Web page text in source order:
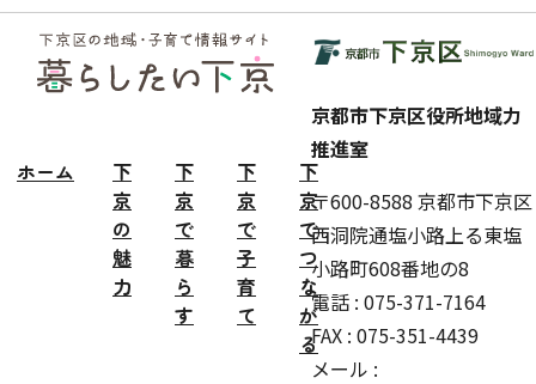
フッ
ター
ホーム
下
京
の
魅
力
下
京
で
暮
ら
す
下
京
で
子
育
て
下
京
で
つ
な
が
る
京都市下京区役所地域力
推進室
〒600-8588 京都市下京区
西洞院通塩小路上る東塩
小路町608番地の8
電話 : 075-371-7164
FAX : 075-351-4439
メール :